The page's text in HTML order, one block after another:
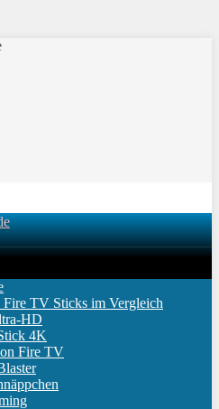
TV Sticks im Vergleich
HD
4K
Fire TV